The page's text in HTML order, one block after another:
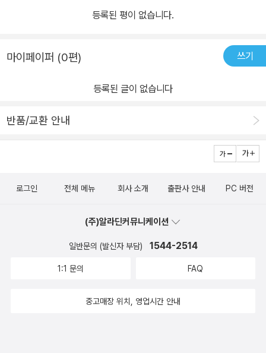
등록된 평이 없습니다.
마이페이퍼 (0편) 쓰기
등록된 글이 없습니다
반품/교환 안내
로그인 전체 메뉴 회사 소개 출판사 안내 PC 버전
(주)알라딘커뮤니케이션
일반문의 (발신자 부담) 1544-2514
1:1 문의 FAQ
중고매장 위치, 영업시간 안내